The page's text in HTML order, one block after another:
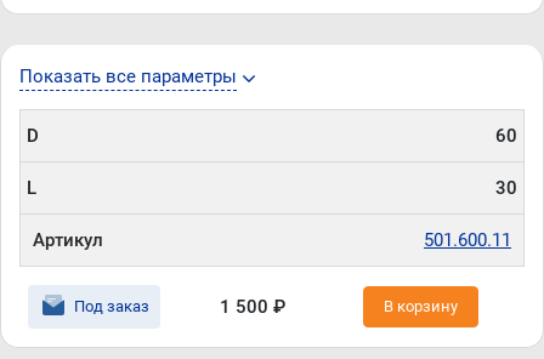
Показать все параметры
D 60
L 30
Артикул 501.600.11
Под заказ 1 500 ₽ В корзину